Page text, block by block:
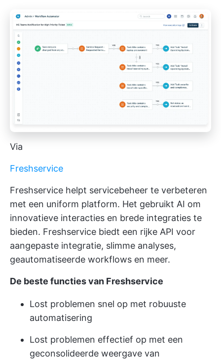
Via
Freshservice
Freshservice helpt servicebeheer te verbeteren
met een uniform platform. Het gebruikt AI om
innovatieve interacties en brede integraties te
bieden. Freshservice biedt een rijke API voor
aangepaste integratie, slimme analyses,
geautomatiseerde workflows en meer.
De beste functies van Freshservice
Lost problemen snel op met robuuste
automatisering
Lost problemen effectief op met een
geconsolideerde weergave van